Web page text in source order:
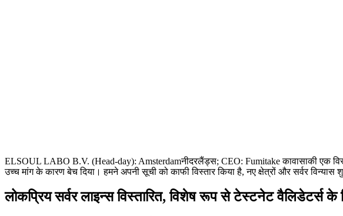
ELSOUL LABO B.V. (Head-day): Amsterdamनीदरलैंड्स; CEO: Fumitake कावासाकी एक
उच्च मांग के कारण बेच दिया। हमने अपनी सूची को काफी विस्तार किया है, नए क्षेत्रों और सर्वर
लोकप्रिय सर्वर लाइन्स विस्तारित, विशेष रूप से टेस्टनेट वैलिडेटर्स के